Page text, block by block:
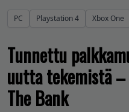
PC Playstation 4 Xbox One
Tunnettu
uutta tekemistä
The Bank